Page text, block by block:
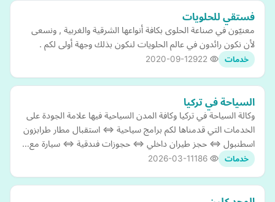
فستقي للحلويات
معنيّون في صناعة الحلوى بكافة أنواعها الشرقية والغربية , ونسعى
لأن نكون رائدون في عالم الحلويات لنكون بذلك وجهة أولى لكم .
خدمات 2020-09-12
السياحة في تركيا
وكالة السياحة في تركيا وكافة المدن السياحية فيها علامة الجودة على
الخدمات التي قدمناها لكم برامج سياحية ⇔ استقبال مطار طرابزون
اسطنبول ⇔ حجز طيران داخلي ⇔ حجوزات فندقية ⇔ سيارة مع…
خدمات 2026-03-11